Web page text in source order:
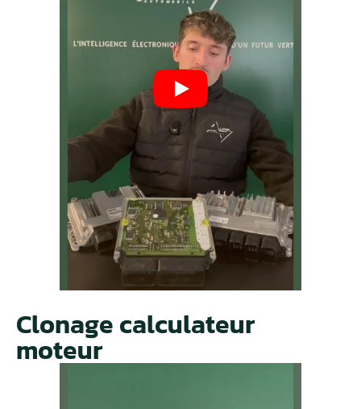
Clonage calculateur
moteur